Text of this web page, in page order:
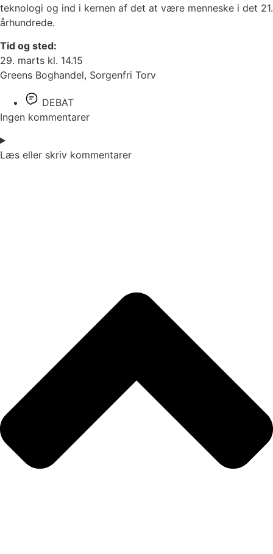
teknologi og ind i kernen af det at være menneske i det 21.
århundrede.
Tid og sted:
29. marts kl. 14.15
Greens Boghandel, Sorgenfri Torv
DEBAT
Ingen kommentarer
Læs eller skriv kommentarer